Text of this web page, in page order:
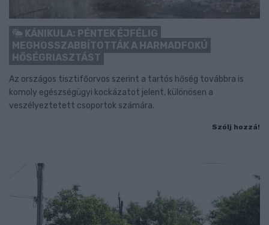
KÁNIKULA: PÉNTEK ÉJFÉLIG
MEGHOSSZABBÍTOTTÁK A HARMADFOKÚ
HŐSÉGRIASZTÁST
Az országos tisztifőorvos szerint a tartós hőség továbbra is
komoly egészségügyi kockázatot jelent, különösen a
veszélyeztetett csoportok számára.
Szólj hozzá!